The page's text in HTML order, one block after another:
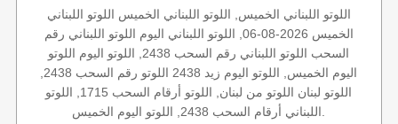
اللوتو اللبناني الخميس, اللوتو اللبناني الخميس اللوتو اللبناني
الخميس 2026-08-06, اللوتو اللبناني اليوم اللوتو اللبناني رقم
السحب اللوتو اللبناني رقم السحب 2438, اللوتو اليوم اللوتو
اللوتو لبنان اللوتو من لبنان, اللوتو أرقام السحب 1715, اللوتو